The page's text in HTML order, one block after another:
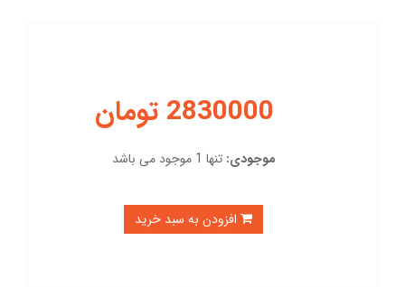
2830000 تومان
موجودی: تنها 1 موجود می باشد
افزودن به سبد خرید